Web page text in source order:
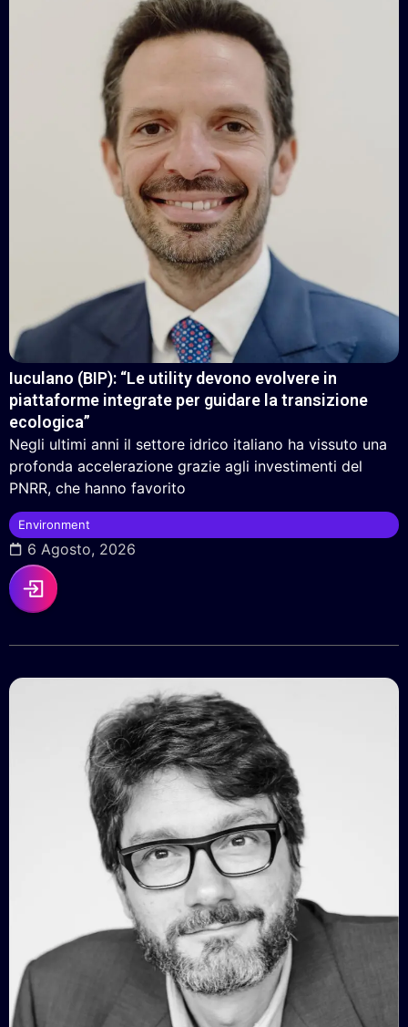
Iuculano (BIP): “Le utility devono evolvere in
piattaforme integrate per guidare la transizione
ecologica”
Negli ultimi anni il settore idrico italiano ha vissuto una
profonda accelerazione grazie agli investimenti del
PNRR, che hanno favorito
Environment
6 Agosto, 2026